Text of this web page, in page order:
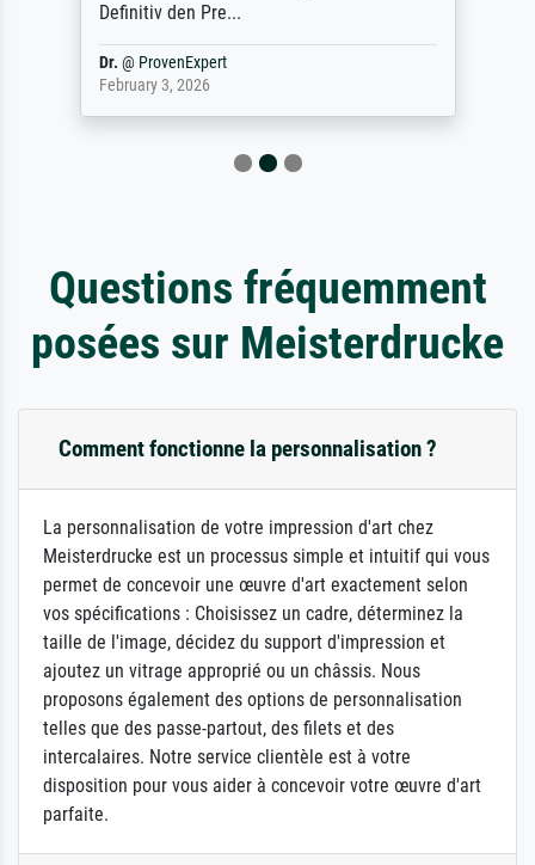
Definitiv den Pre...
Dr. @ ProvenExpert
February 3, 2026
Questions fréquemment
posées sur Meisterdrucke
Comment fonctionne la personnalisation ?
La personnalisation de votre impression d'art chez
Meisterdrucke est un processus simple et intuitif qui vous
permet de concevoir une œuvre d'art exactement selon
vos spécifications : Choisissez un cadre, déterminez la
taille de l'image, décidez du support d'impression et
ajoutez un vitrage approprié ou un châssis. Nous
proposons également des options de personnalisation
telles que des passe-partout, des filets et des
intercalaires. Notre service clientèle est à votre
disposition pour vous aider à concevoir votre œuvre d'art
parfaite.